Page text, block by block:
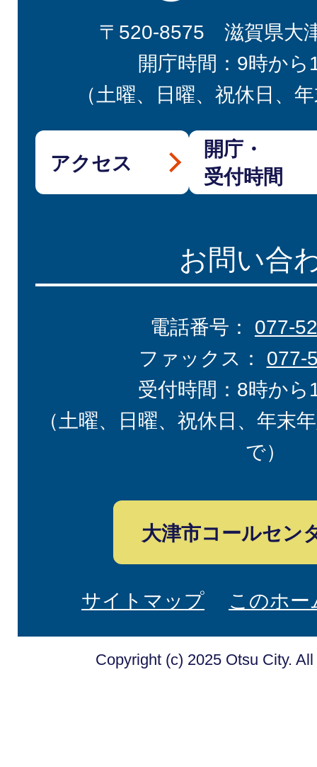
〒520-8575 滋賀県大
開庁時間：9時から
（土曜、日曜、祝休日、
アクセス
開庁・
受付時間
お問い合
電話番号： 077-
ファックス： 077-
受付時間：8時から
（土曜、日曜、祝休日、年末
で）
大津市コールセン
サイトマップ このホ
Copyright (c) 2025 Otsu City.